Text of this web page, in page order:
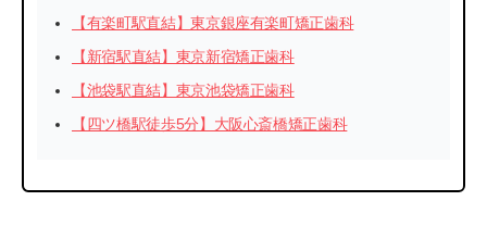
【有楽町駅直結】東京銀座有楽町矯正歯科
【新宿駅直結】東京新宿矯正歯科
【池袋駅直結】東京池袋矯正歯科
【四ツ橋駅徒歩5分】大阪心斎橋矯正歯科